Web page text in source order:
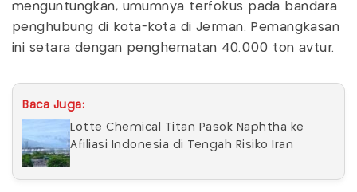
menguntungkan, umumnya terfokus pada bandara
penghubung di kota-kota di Jerman. Pemangkasan
ini setara dengan penghematan 40.000 ton avtur.
Baca Juga:
Lotte Chemical Titan Pasok Naphtha ke
Afiliasi Indonesia di Tengah Risiko Iran